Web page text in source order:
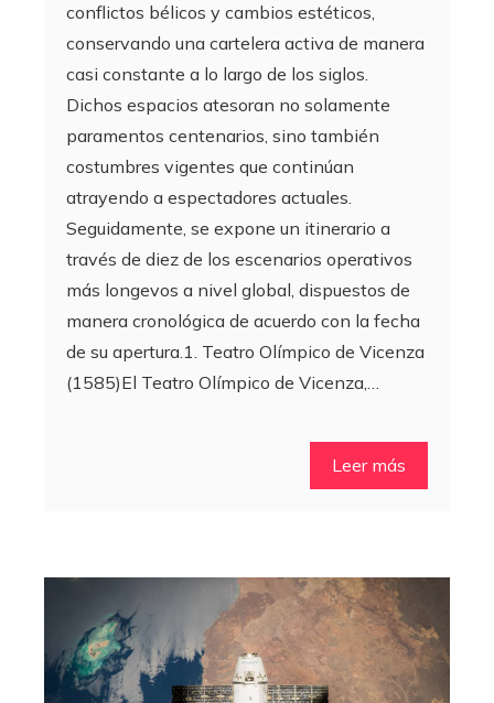
conflictos bélicos y cambios estéticos,
conservando una cartelera activa de manera
casi constante a lo largo de los siglos.
Dichos espacios atesoran no solamente
paramentos centenarios, sino también
costumbres vigentes que continúan
atrayendo a espectadores actuales.
Seguidamente, se expone un itinerario a
través de diez de los escenarios operativos
más longevos a nivel global, dispuestos de
manera cronológica de acuerdo con la fecha
de su apertura.1. Teatro Olímpico de Vicenza
(1585)El Teatro Olímpico de Vicenza,…
Leer más